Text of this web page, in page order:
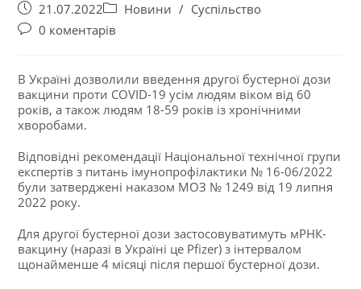
21.07.2022 Новини / Суспільство
0 коментарів
В Україні дозволили введення другої бустерної дози
вакцини проти COVID-19 усім людям віком від 60
років, а також людям 18-59 років із хронічними
хворобами.
Відповідні рекомендації Національної технічної групи
експертів з питань імунопрофілактики № 16-06/2022
були затверджені наказом МОЗ № 1249 від 19 липня
2022 року.
Для другої бустерної дози застосовуватимуть мРНК-
вакцину (наразі в Україні це Pfizer) з інтервалом
щонайменше 4 місяці після першої бустерної дози.